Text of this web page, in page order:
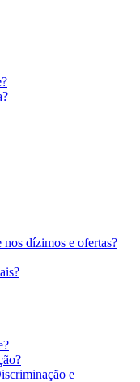
dízimos e ofertas?
e